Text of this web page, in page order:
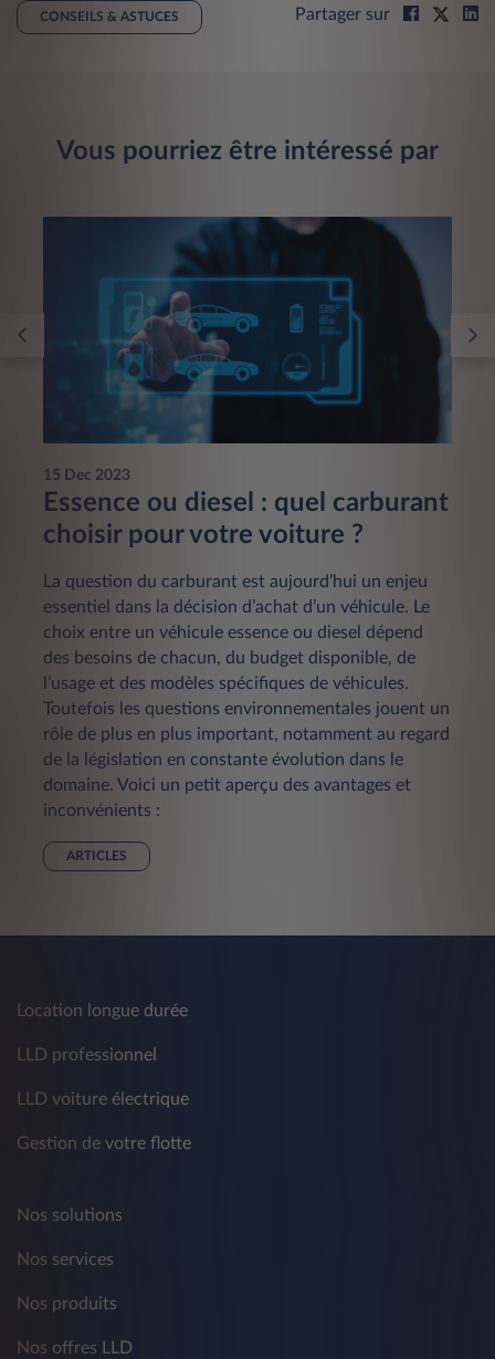
CONSEILS & ASTUCES Partager sur
Vous pourriez être intéressé par
15 Dec 2023
Essence ou diesel : quel carburant
choisir pour votre voiture ?
La question du carburant est aujourd’hui un enjeu
essentiel dans la décision d’achat d’un véhicule. Le
choix entre un véhicule essence ou diesel dépend
des besoins de chacun, du budget disponible, de
l’usage et des modèles spécifiques de véhicules.
Toutefois les questions environnementales jouent un
rôle de plus en plus important, notamment au regard
de la législation en constante évolution dans le
domaine. Voici un petit aperçu des avantages et
inconvénients :
ARTICLES
Location longue durée
LLD professionnel
LLD voiture électrique
Gestion de votre flotte
Nos solutions
Nos services
Nos produits
Nos offres LLD